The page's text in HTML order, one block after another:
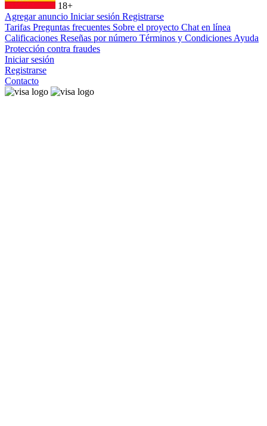
18+
Agregar anuncio Iniciar sesión Registrarse
Tarifas Preguntas frecuentes Sobre el proyecto Chat en línea
Calificaciones Reseñas por número Términos y Condiciones Ayuda
Protección contra fraudes
Iniciar sesión
Registrarse
Contacto